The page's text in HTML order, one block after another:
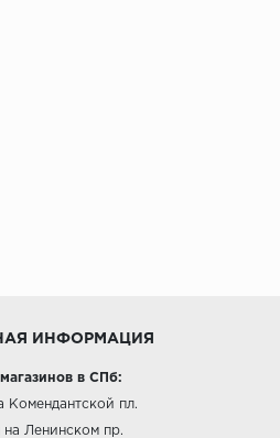
ИНФОРМАЦИЯ
в СПб:
Комендантской пл.
на Ленинском пр.